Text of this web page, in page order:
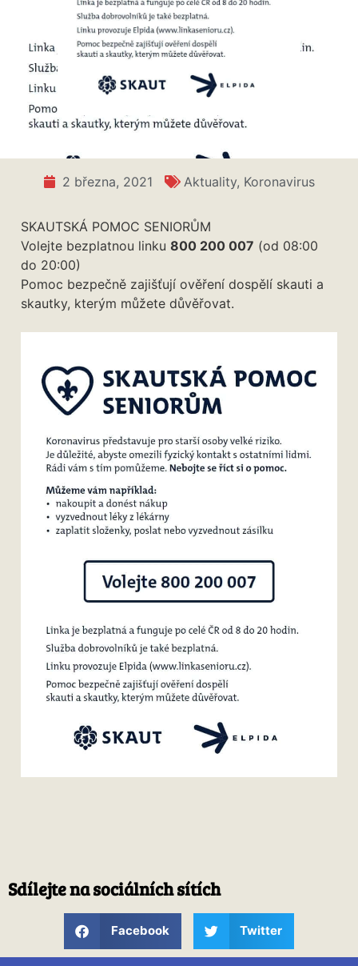
2 března, 2021 Aktuality, Koronavirus
SKAUTSKÁ POMOC SENIORŮM
Volejte bezplatnou linku 800 200 007 (od 08:00
do 20:00)
Pomoc bezpečně zajišťují ověření dospělí skauti a
skautky, kterým můžete důvěřovat.
Sdílejte na sociálních sítích
Facebook Twitter